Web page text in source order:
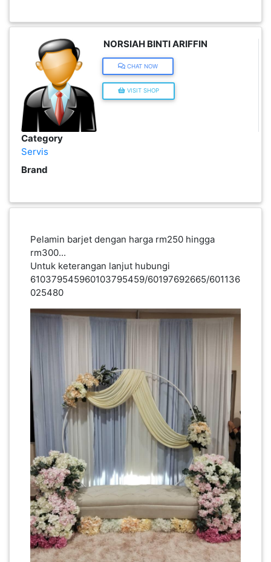
NORSIAH BINTI ARIFFIN
CHAT NOW
VISIT SHOP
Category
Servis
Brand
Pelamin barjet dengan harga rm250 hingga
rm300...
Untuk keterangan lanjut hubungi
610379545960103795459/60197692665/601136
025480
KENDERAAN(6)
ELEKTRONIK(5)
SUKAN/HOBI(2)
PERCUTIAN
BARANG
PERIBADI(4)
PEKERJAAN(0)
HARTA
BENDA(1)
LAIN-
KEPERLUAN(16)
SELECT NEGERI
SELANGOR(37)